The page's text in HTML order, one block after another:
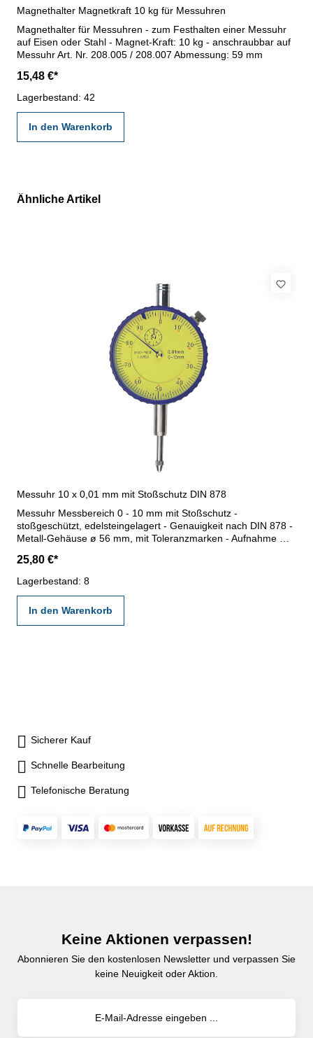
Magnethalter Magnetkraft 10 kg für Messuhren
Magnethalter für Messuhren - zum Festhalten einer Messuhr
auf Eisen oder Stahl - Magnet-Kraft: 10 kg - anschraubbar auf
Messuhr Art. Nr. 208.005 / 208.007 Abmessung: 59 mm
15,48 €*
Lagerbestand: 42
In den Warenkorb
Produktgalerie überspringen
Ähnliche Artikel
Messuhr 10 x 0,01 mm mit Stoßschutz DIN 878
Messuhr Messbereich 0 - 10 mm mit Stoßschutz -
stoßgeschützt, edelsteingelagert - Genauigkeit nach DIN 878 -
Metall-Gehäuse ø 56 mm, mit Toleranzmarken - Aufnahme Ø 8
- Ablesung: 0,01 mm - im Behältnis / Kasten Messbereich: 0 -
10 mm
25,80 €*
Lagerbestand: 8
In den Warenkorb
Sicherer Kauf
Schnelle Bearbeitung
Telefonische Beratung
Keine Aktionen verpassen!
Abonnieren Sie den kostenlosen Newsletter und verpassen Sie
keine Neuigkeit oder Aktion.